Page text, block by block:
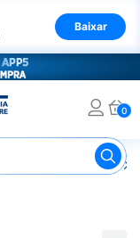
Baixar
0
Barras de Chocolate